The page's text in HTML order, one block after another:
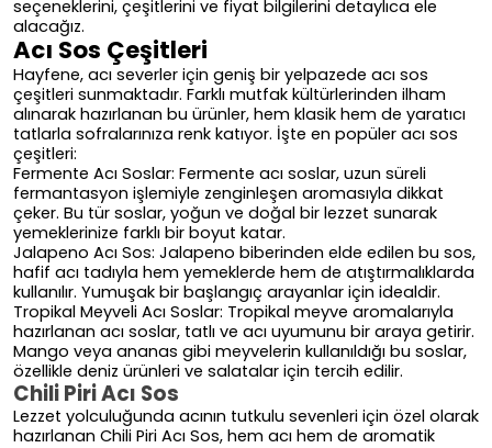
seçeneklerini, çeşitlerini ve fiyat bilgilerini detaylıca ele
alacağız.
Acı Sos Çeşitleri
Hayfene, acı severler için geniş bir yelpazede acı sos
çeşitleri sunmaktadır. Farklı mutfak kültürlerinden ilham
alınarak hazırlanan bu ürünler, hem klasik hem de yaratıcı
tatlarla sofralarınıza renk katıyor. İşte en popüler acı sos
çeşitleri:
Fermente Acı Soslar: Fermente acı soslar, uzun süreli
fermantasyon işlemiyle zenginleşen aromasıyla dikkat
çeker. Bu tür soslar, yoğun ve doğal bir lezzet sunarak
yemeklerinize farklı bir boyut katar.
Jalapeno Acı Sos: Jalapeno biberinden elde edilen bu sos,
hafif acı tadıyla hem yemeklerde hem de atıştırmalıklarda
kullanılır. Yumuşak bir başlangıç arayanlar için idealdir.
Tropikal Meyveli Acı Soslar: Tropikal meyve aromalarıyla
hazırlanan acı soslar, tatlı ve acı uyumunu bir araya getirir.
Mango veya ananas gibi meyvelerin kullanıldığı bu soslar,
özellikle deniz ürünleri ve salatalar için tercih edilir.
Chili Piri Acı Sos
Lezzet yolculuğunda acının tutkulu sevenleri için özel olarak
hazırlanan Chili Piri Acı Sos, hem acı hem de aromatik